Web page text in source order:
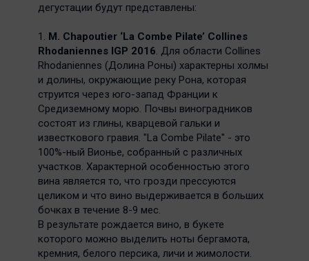
дегустации будут представлены:
1. M. Chapoutier ‘La Combe Pilate’ Collines
Rhodaniennes IGP 2016. Для области Collines
Rhodaniennes (Долина Роны) характерны холмы
и долины, окружающие реку Рона, которая
струится через юго-запад Франции к
Средиземному морю. Почвы виноградников
состоят из глины, кварцевой гальки и
известкового гравия. "La Combe Pilate" - это
100%-ный Вионье, собранный с различных
участков. Характерной особенностью этого
вина является то, что грозди прессуются
целиком и что вино выдерживается в больших
бочках в течение 8-9 мес.
В результате рождается вино, в букете
которого можно выделить ноты бергамота,
кремния, белого персика, личи и жимолости.